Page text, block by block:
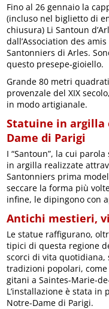
Fino al 26 gennaio la
(incluso nel biglietto di
chiusura) Li Santoun
dall’Association des
Santonniers di Arles.
questo presepe-gioiello.
Grande 80 metri
provenzale del XIX
in modo artigianale.
Statuine in argilla
Dame di Parigi
I “Santoun”, la cui
in argilla realizzate
Santonniers prima
seccare la forma più
infine, le dipingono con
Antichi mestieri,
Le statue raffigurano,
tipici di questa regione
scorci di vita quotidiana,
tradizioni popolari,
gitani a Saintes-Marie-
L’installazione è stata
Notre-Dame di Parigi.